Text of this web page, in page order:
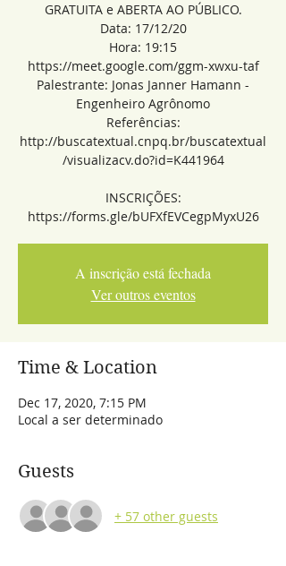
GRATUITA e ABERTA AO PÚBLICO.
Data: 17/12/20
Hora: 19:15
https://meet.google.com/ggm-xwxu-taf
Palestrante: Jonas Janner Hamann -
Engenheiro Agrônomo
Referências:
http://buscatextual.cnpq.br/buscatextual
/visualizacv.do?id=K441964
INSCRIÇÕES:
https://forms.gle/bUFXfEVCegpMyxU26
A inscrição está fechada
Ver outros eventos
Time & Location
Dec 17, 2020, 7:15 PM
Local a ser determinado
Guests
+ 57 other guests